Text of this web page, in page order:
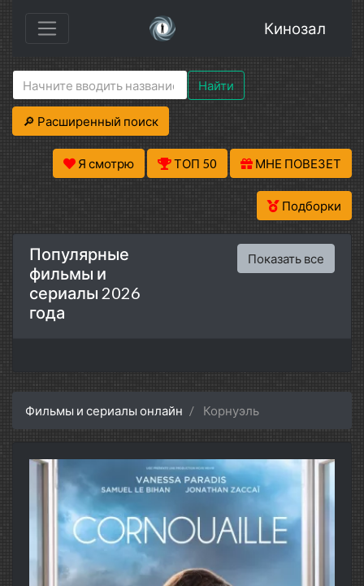
Кинозал
Найти
🔎 Расширенный поиск
Я смотрю ТОП 50 МНЕ ПОВЕЗЕТ
Подборки
Популярные
фильмы и
сериалы 2026
года
Показать все
Фильмы и сериалы онлайн Корнуэль